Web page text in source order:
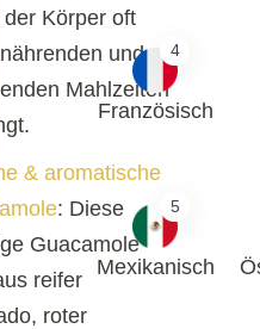
der Körper oft
nährenden und
Mahlzeiten
& aromatische
: Diese
Guacamole
reifer
roter
4
Französisch
5
Mexikanisch